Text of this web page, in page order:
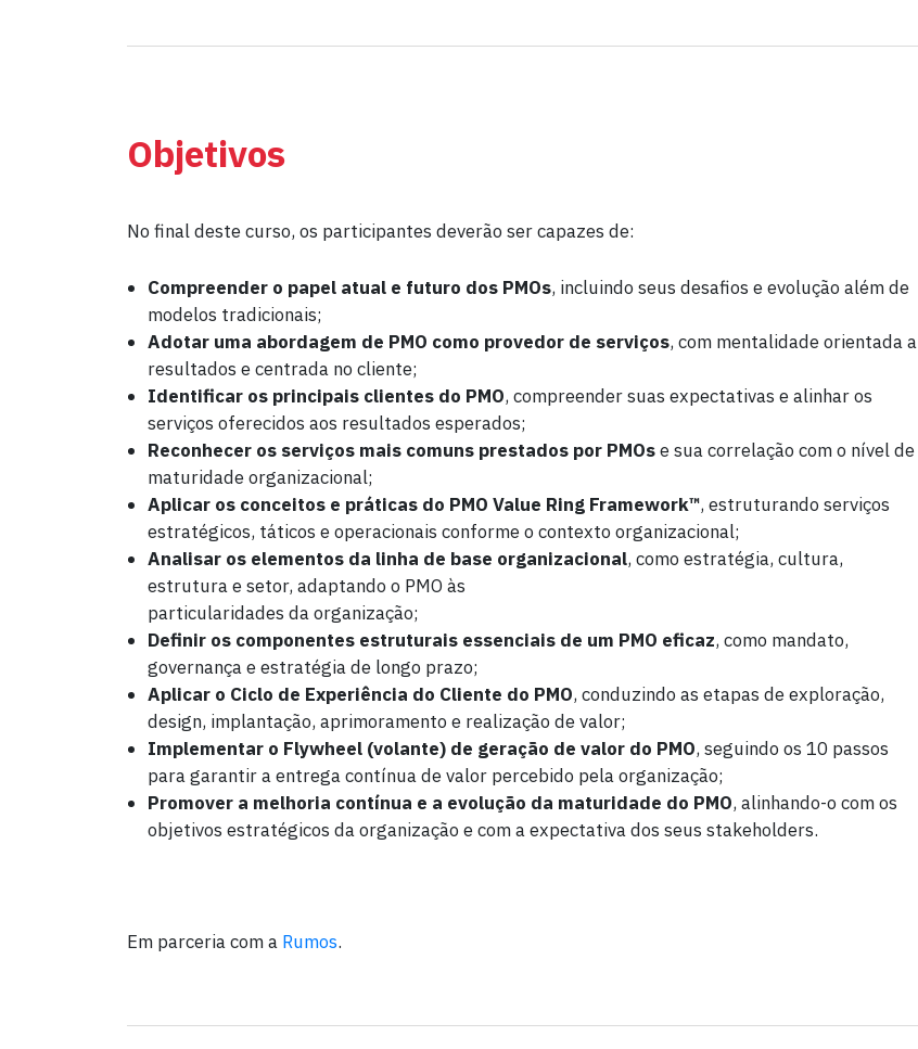
Objetivos
No final deste curso, os participantes deverão ser capazes de:
Compreender o papel atual e futuro dos PMOs, incluindo seus desafios e evolução além de
modelos tradicionais;
Adotar uma abordagem de PMO como provedor de serviços, com mentalidade orientada a
resultados e centrada no cliente;
Identificar os principais clientes do PMO, compreender suas expectativas e alinhar os
serviços oferecidos aos resultados esperados;
Reconhecer os serviços mais comuns prestados por PMOse sua correlação com o nível de
maturidade organizacional;
Aplicar os conceitos e práticas do PMO Value Ring Framework™, estruturando serviços
estratégicos, táticos e operacionais conforme o contexto organizacional;
Analisar os elementos da linha de base organizacional, como estratégia, cultura,
estrutura e setor, adaptando o PMO às
particularidades da organização;
Definir os componentes estruturais essenciais de um PMO eficaz, como mandato,
governança e estratégia de longo prazo;
Aplicar o Ciclo de Experiência do Cliente do PMO, conduzindo as etapas de exploração,
design, implantação, aprimoramento e realização de valor;
Implementar o Flywheel (volante) de geração de valor do PMO, seguindo os 10 passos
para garantir a entrega contínua de valor percebido pela organização;
Promover a melhoria contínua e a evolução da maturidade do PMO, alinhando-o com os
objetivos estratégicos da organização e com a expectativa dos seus stakeholders.
Em parceria com a Rumos.